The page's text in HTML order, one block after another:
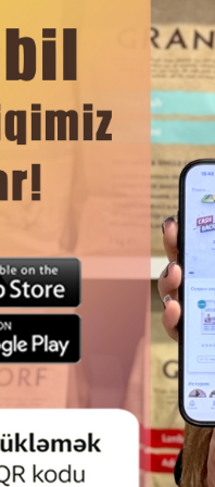
LINE PURE NATURE MAGIC -
SHAMPOO – ШАМПУНЬ ДЛЯ
ВОССТАНОВЛЕНИЯ
ШЕРСТИ 400МЛ.